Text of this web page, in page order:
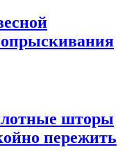
опрыскивания
шторы
пережить